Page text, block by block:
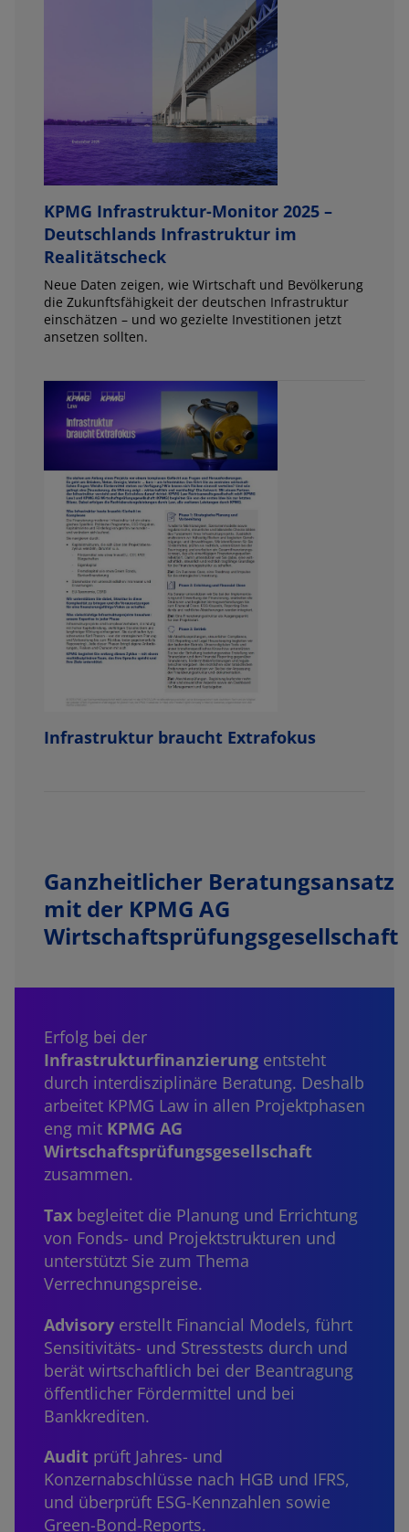
KPMG Infrastruktur-Monitor 2025 –
Deutschlands Infrastruktur im
Realitätscheck
Neue Daten zeigen, wie Wirtschaft und Bevölkerung
die Zukunftsfähigkeit der deutschen Infrastruktur
einschätzen – und wo gezielte Investitionen jetzt
ansetzen sollten.
Infrastruktur braucht Extrafokus
Ganzheitlicher Beratungsansatz
mit der KPMG AG
Wirtschaftsprüfungsgesellschaft
Erfolg bei der
Infrastrukturfinanzierung entsteht
durch interdisziplinäre Beratung. Deshalb
arbeitet KPMG Law in allen Projektphasen
eng mit KPMG AG
Wirtschaftsprüfungsgesellschaft
zusammen.
Tax begleitet die Planung und Errichtung
von Fonds- und Projektstrukturen und
unterstützt Sie zum Thema
Verrechnungspreise.
Advisory erstellt Financial Models, führt
Sensitivitäts- und Stresstests durch und
berät wirtschaftlich bei der Beantragung
öffentlicher Fördermittel und bei
Bankkrediten.
Audit prüft Jahres- und
Konzernabschlüsse nach HGB und IFRS,
und überprüft ESG-Kennzahlen sowie
Green-Bond-Reports.